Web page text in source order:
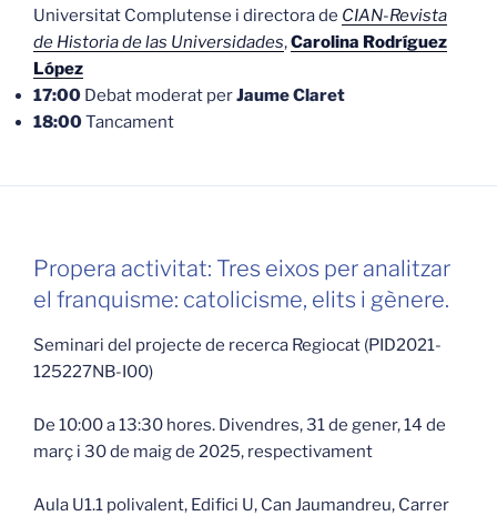
Universitat Complutense i directora de CIAN-Revista
de Historia de las Universidades,Carolina Rodríguez
López
17:00 Debat moderat perJaume Claret
18:00Tancament
Propera activitat: Tres eixos per analitzar
el franquisme: catolicisme, elits i gènere.
Seminari del projecte de recerca Regiocat (PID2021-
125227NB-I00)
De 10:00 a 13:30 hores. Divendres, 31 de gener, 14 de
març i 30 de maig de 2025, respectivament
Aula U1.1 polivalent, Edifici U, Can Jaumandreu, Carrer